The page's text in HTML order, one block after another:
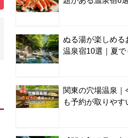
ぬる湯が楽しめる
温泉宿10選｜夏で
関東の穴場温泉｜
も予約が取りやす